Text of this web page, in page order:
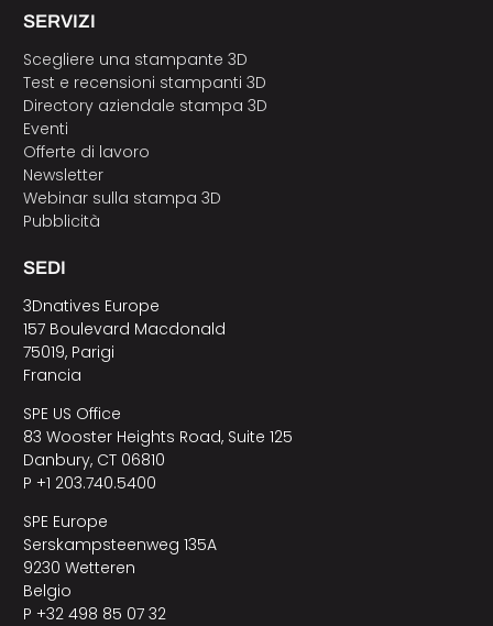
SERVIZI
Scegliere una stampante 3D
Test e recensioni stampanti 3D
Directory aziendale stampa 3D
Eventi
Offerte di lavoro
Newsletter
Webinar sulla stampa 3D
Pubblicità
SEDI
3Dnatives Europe
157 Boulevard Macdonald
75019, Parigi
Francia
SPE US Office
83 Wooster Heights Road, Suite 125
Danbury, CT 06810
P +1 203.740.5400
SPE Europe
Serskampsteenweg 135A
9230 Wetteren
Belgio
P +32 498 85 07 32